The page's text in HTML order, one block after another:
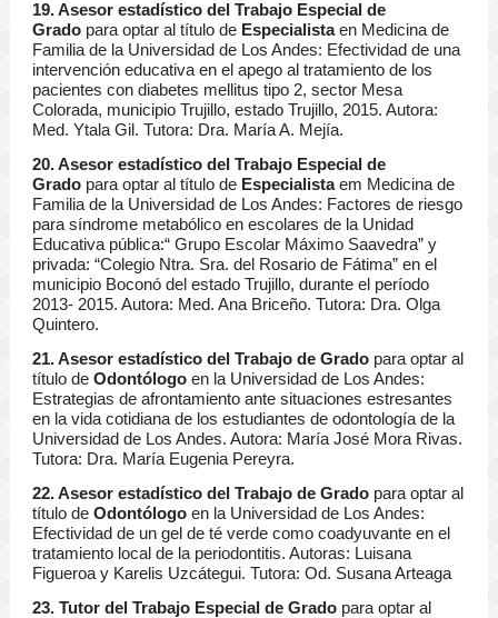
19. Asesor estadístico del Trabajo Especial de
Grado para optar al título de Especialistaen Medicina de
Familia de la Universidad de Los Andes: Efectividad de una
intervención educativa en el apego al tratamiento de los
pacientes con diabetes mellitus tipo 2, sector Mesa
Colorada, municipio Trujillo, estado Trujillo, 2015. Autora:
Med. Ytala Gil. Tutora: Dra. María A. Mejía.
20. Asesor estadístico del Trabajo Especial de
Gradopara optar al título de Especialistaem Medicina de
Familia de la Universidad de Los Andes: Factores de riesgo
para síndrome metabólico en escolares de la Unidad
Educativa pública:“ Grupo Escolar Máximo Saavedra” y
privada: “Colegio Ntra. Sra. del Rosario de Fátima” en el
municipio Boconó del estado Trujillo, durante el período
2013- 2015. Autora: Med. Ana Briceño. Tutora: Dra. Olga
Quintero.
21. Asesor estadístico del Trabajo de Gradopara optar al
título de Odontólogoen la Universidad de Los Andes:
Estrategias de afrontamiento ante situaciones estresantes
en la vida cotidiana de los estudiantes de odontología de la
Universidad de Los Andes. Autora: María José Mora Rivas.
Tutora: Dra. María Eugenia Pereyra.
22. Asesor estadístico del Trabajo de Gradopara optar al
título de Odontólogoen la Universidad de Los Andes:
Efectividad de un gel de té verde como coadyuvante en el
tratamiento local de la periodontitis. Autoras: Luisana
Figueroa y Karelis Uzcátegui. Tutora: Od. Susana Arteaga
23. Tutor del Trabajo Especial de Gradopara optar al